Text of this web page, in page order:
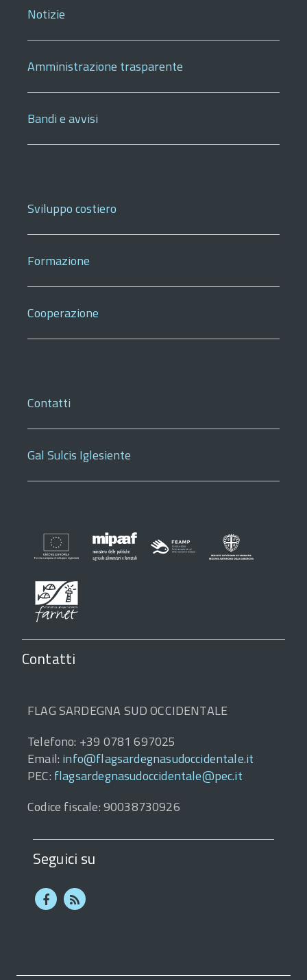
Notizie
Amministrazione trasparente
Bandi e avvisi
Sviluppo costiero
Formazione
Cooperazione
Contatti
Gal Sulcis Iglesiente
Contatti
FLAG SARDEGNA SUD OCCIDENTALE
Telefono: +39 0781 697025
Email: info@flagsardegnasudoccidentale.it
PEC: flagsardegnasudoccidentale@pec.it
Codice fiscale: 90038730926
Seguici su